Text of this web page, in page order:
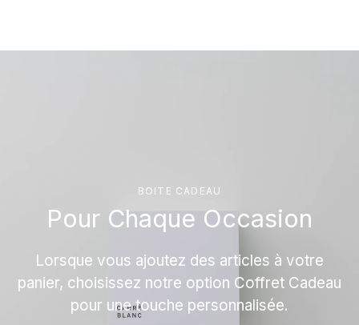
BOITE CADEAU
Pour Chaque Occasion
Lorsque vous ajoutez des articles à votre
panier, choisissez notre option Coffret Cadeau
pour une touche personnalisée.